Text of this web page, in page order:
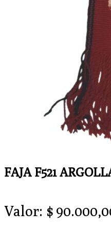
FAJA F521
Valor: $